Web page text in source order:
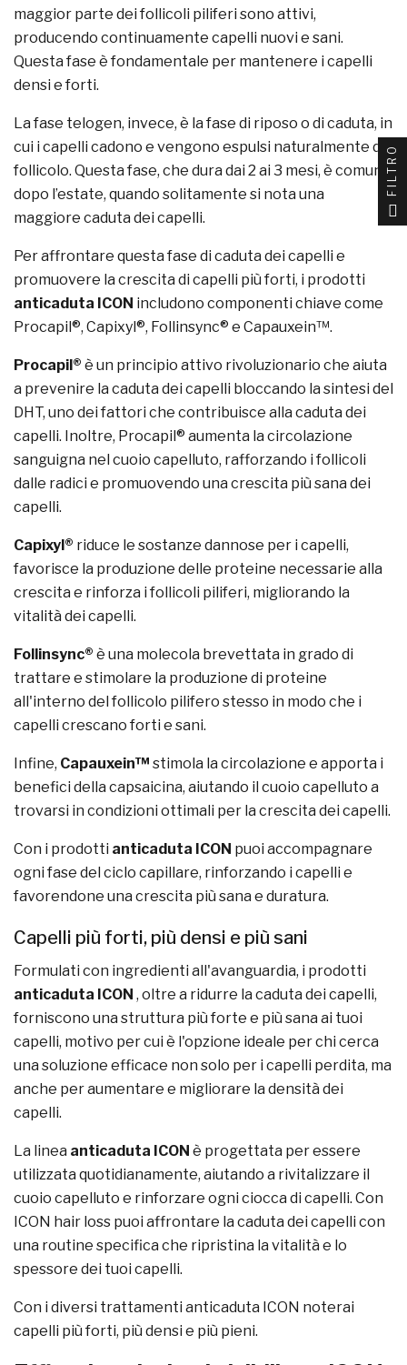
maggior parte dei follicoli piliferi sono attivi,
producendo continuamente capelli nuovi e sani.
Questa fase è fondamentale per mantenere i capelli
densi e forti.
La fase telogen, invece, è la fase di riposo o di caduta, in
cui i capelli cadono e vengono espulsi naturalmente dal
follicolo. Questa fase, che dura dai 2 ai 3 mesi, è comune
dopo l’estate, quando solitamente si nota una
maggiore caduta dei capelli.
Per affrontare questa fase di caduta dei capelli e
promuovere la crescita di capelli più forti, i prodotti
anticaduta ICON includono componenti chiave come
Procapil®, Capixyl®, Follinsync® e Capauxein™.
Procapil® è un principio attivo rivoluzionario che aiuta
a prevenire la caduta dei capelli bloccando la sintesi del
DHT, uno dei fattori che contribuisce alla caduta dei
capelli. Inoltre, Procapil® aumenta la circolazione
sanguigna nel cuoio capelluto, rafforzando i follicoli
dalle radici e promuovendo una crescita più sana dei
capelli.
Capixyl® riduce le sostanze dannose per i capelli,
favorisce la produzione delle proteine necessarie alla
crescita e rinforza i follicoli piliferi, migliorando la
vitalità dei capelli.
Follinsync® è una molecola brevettata in grado di
trattare e stimolare la produzione di proteine
all'interno del follicolo pilifero stesso in modo che i
capelli crescano forti e sani.
Infine, Capauxein™ stimola la circolazione e apporta i
benefici della capsaicina, aiutando il cuoio capelluto a
trovarsi in condizioni ottimali per la crescita dei capelli.
Con i prodotti anticaduta ICON puoi accompagnare
ogni fase del ciclo capillare, rinforzando i capelli e
favorendone una crescita più sana e duratura.
Capelli più forti, più densi e più sani
Formulati con ingredienti all'avanguardia, i prodotti
anticaduta ICON , oltre a ridurre la caduta dei capelli,
forniscono una struttura più forte e più sana ai tuoi
capelli, motivo per cui è l'opzione ideale per chi cerca
una soluzione efficace non solo per i capelli perdita, ma
anche per aumentare e migliorare la densità dei
capelli.
La linea anticaduta ICON è progettata per essere
utilizzata quotidianamente, aiutando a rivitalizzare il
cuoio capelluto e rinforzare ogni ciocca di capelli. Con
ICON hair loss puoi affrontare la caduta dei capelli con
una routine specifica che ripristina la vitalità e lo
spessore dei tuoi capelli.
Con i diversi trattamenti anticaduta ICON noterai
capelli più forti, più densi e più pieni.
FILTRO